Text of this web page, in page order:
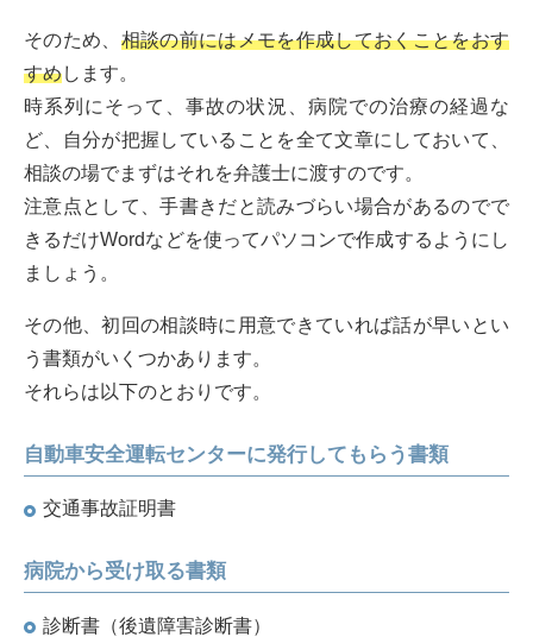
そのため、 相談の前にはメモを作成しておくことをおす
すめします。
時系列にそって、事故の状況、病院での治療の経過な
ど、自分が把握していることを全て文章にしておいて、
相談の場でまずはそれを弁護士に渡すのです。
注意点として、手書きだと読みづらい場合があるのでで
きるだけWordなどを使ってパソコンで作成するようにし
ましょう。
その他、初回の相談時に用意できていれば話が早いとい
う書類がいくつかあります。
それらは以下のとおりです。
自動車安全運転センターに発行してもらう書類
交通事故証明書
病院から受け取る書類
診断書（後遺障害診断書）